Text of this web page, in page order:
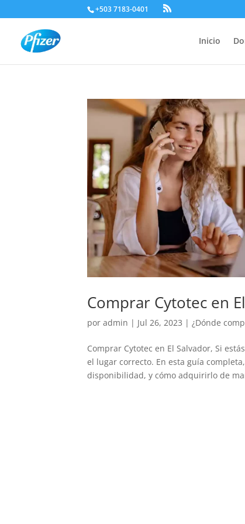
+503 7183-0401
Inicio
Comprar Cytotec en
poradmin | Jul 26, 2023 |¿Dónde
Comprar Cytotec en El Salvador, Si
el lugar correcto. En esta guía
disponibilidad, y cómo adquirirlo de